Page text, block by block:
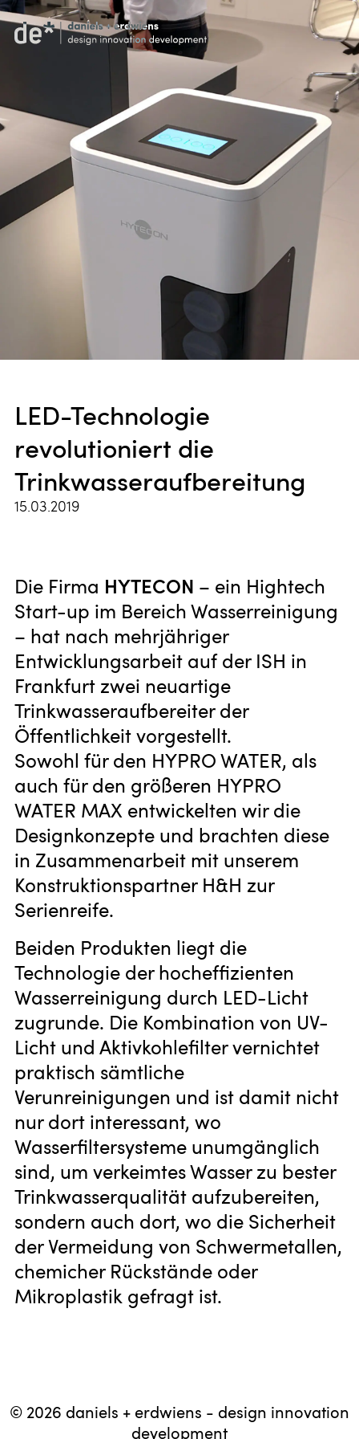
LED-Technologie
revolutioniert die
Trinkwasseraufbereitung
15.03.2019
Die Firma HYTECON – ein Hightech
Start-up im Bereich Wasserreinigung
– hat nach mehrjähriger
Entwicklungsarbeit auf der ISH in
Frankfurt zwei neuartige
Trinkwasseraufbereiter der
Öffentlichkeit vorgestellt.
Sowohl für den HYPRO WATER, als
auch für den größeren HYPRO
WATER MAX entwickelten wir die
Designkonzepte und brachten diese
in Zusammenarbeit mit unserem
Konstruktionspartner H&H zur
Serienreife.
Beiden Produkten liegt die
Technologie der hocheffizienten
Wasserreinigung durch LED-Licht
zugrunde. Die Kombination von UV-
Licht und Aktivkohlefilter vernichtet
praktisch sämtliche
Verunreinigungen und ist damit nicht
nur dort interessant, wo
Wasserfiltersysteme unumgänglich
sind, um verkeimtes Wasser zu bester
Trinkwasserqualität aufzubereiten,
sondern auch dort, wo die Sicherheit
der Vermeidung von Schwermetallen,
chemicher Rückstände oder
Mikroplastik gefragt ist.
© 2026 daniels + erdwiens - design innovation
development